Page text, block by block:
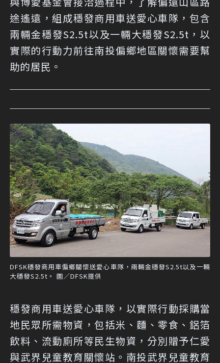
途遙遠，組成穩發商用車送愛心車隊，包含
兩輛金穩發S2.5t以及一輛大穩發S2.5t，以
實際的行動力前往南投偏鄉地區關懷需要幫
助的居民。
DFSK穩發商用車偏鄉關懷送愛心車隊，兩輛金穩發S2.5t以及一輛
大穩發S2.5t。 圖／DFSK提供
穩發商用車送愛心車隊，以實際行動採購當
地民眾所需物資，包括米、麵、零食、鋁箔
飲料、流動廁所等民生物資，分別贈予仁愛
與武界兒童教育關懷站。南投武界兒童教育